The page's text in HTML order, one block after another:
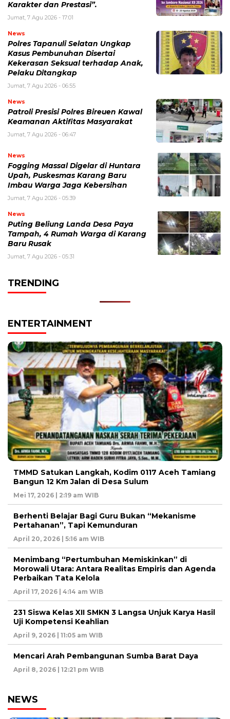
Karakter dan Prestasi”.
Jumat, 7 Agu 2026 - 17:01
News
Polres Tapanuli Selatan Ungkap
Kasus Pembunuhan Disertai
Kekerasan Seksual terhadap Anak,
Pelaku Ditangkap
Jumat, 7 Agu 2026 - 06:55
News
Patroli Presisi Polres Bireuen Kawal
Keamanan Aktifitas Masyarakat
Jumat, 7 Agu 2026 - 06:47
News
Fogging Massal Digelar di Huntara
Upah, Puskesmas Karang Baru
Imbau Warga Jaga Kebersihan
Jumat, 7 Agu 2026 - 05:39
News
Puting Beliung Landa Desa Paya
Tampah, 4 Rumah Warga di Karang
Baru Rusak
Jumat, 7 Agu 2026 - 05:31
TRENDING
ENTERTAINMENT
TMMD Satukan Langkah, Kodim 0117 Aceh Tamiang
Bangun 12 Km Jalan di Desa Sulum
Mei 17, 2026 | 2:19 am WIB
Berhenti Belajar Bagi Guru Bukan “Mekanisme
Pertahanan”, Tapi Kemunduran
April 20, 2026 | 5:16 am WIB
Menimbang “Pertumbuhan Memiskinkan” di
Morowali Utara: Antara Realitas Empiris dan Agenda
Perbaikan Tata Kelola
April 17, 2026 | 4:14 am WIB
231 Siswa Kelas XII SMKN 3 Langsa Unjuk Karya Hasil
Uji Kompetensi Keahlian
April 9, 2026 | 11:05 am WIB
Mencari Arah Pembangunan Sumba Barat Daya
April 8, 2026 | 12:21 pm WIB
NEWS